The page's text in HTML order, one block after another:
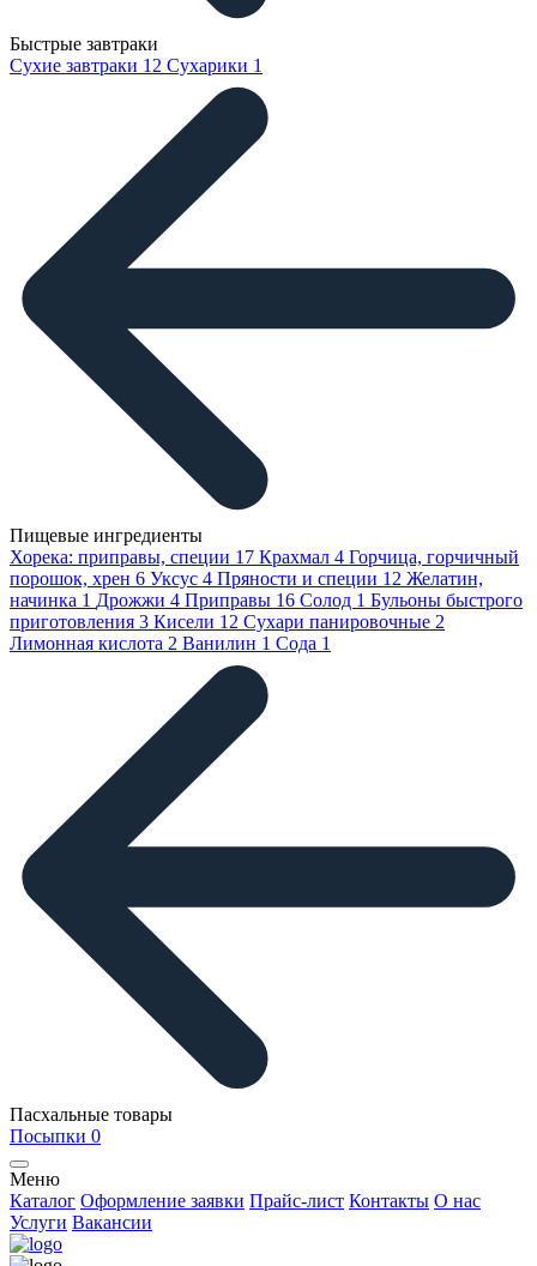
Быстрые завтраки
Сухие завтраки 12 Сухарики 1
Пищевые ингредиенты
Хорека: приправы, специи 17 Крахмал 4 Горчица, горчичный
порошок, хрен 6 Уксус 4 Пряности и специи 12 Желатин,
начинка 1 Дрожжи 4 Приправы 16 Солод 1 Бульоны быстрого
приготовления 3 Кисели 12 Сухари панировочные 2
Лимонная кислота 2 Ванилин 1 Сода 1
Пасхальные товары
Посыпки 0
Меню
Каталог Оформление заявки Прайс-лист Контакты О нас
Услуги Вакансии